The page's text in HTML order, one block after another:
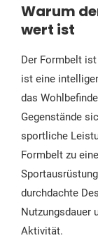
Warum
wert ist
Der Formbelt
ist eine
das
Gegenstände
sportliche
Formbelt zu
durchdachte
Nutzungsdauer
Aktivität.